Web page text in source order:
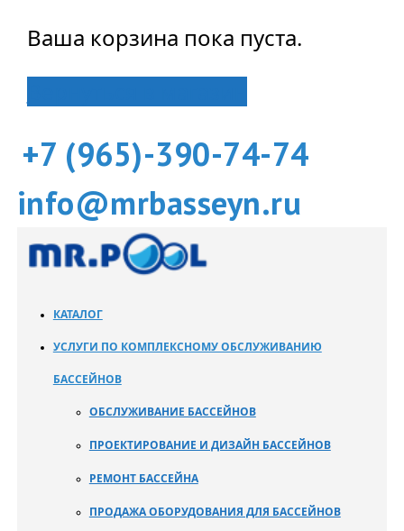
Ваша корзина пока пуста.
+7 (965)-390-74-74
info@mrbasseyn.ru
КАТАЛОГ
УСЛУГИ ПО КОМПЛЕКСНОМУ ОБСЛУЖИВАНИЮ
БАССЕЙНОВ
ОБСЛУЖИВАНИЕ БАССЕЙНОВ
ПРОЕКТИРОВАНИЕ И ДИЗАЙН БАССЕЙНОВ
РЕМОНТ БАССЕЙНА
ПРОДАЖА ОБОРУДОВАНИЯ ДЛЯ БАССЕЙНОВ